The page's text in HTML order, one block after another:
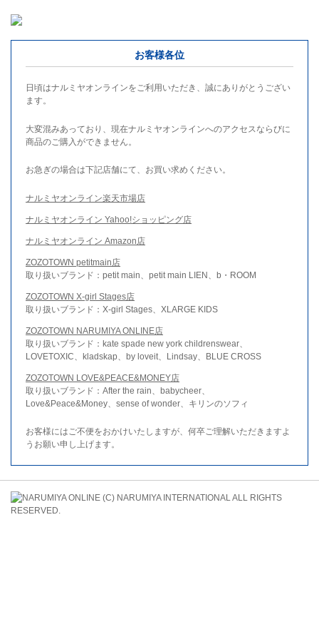
お客様各位
日頃はナルミヤオンラインをご利用いただき、誠にありがとうござい
ます。
大変混みあっており、現在ナルミヤオンラインへのアクセスならびに
商品のご購入ができません。
お急ぎの場合は下記店舗にて、お買い求めください。
ナルミヤオンライン楽天市場店
ナルミヤオンライン Yahoo!ショッピング店
ナルミヤオンライン Amazon店
ZOZOTOWN petitmain店
取り扱いブランド：petit main、petit main LIEN、b・ROOM
ZOZOTOWN X-girl Stages店
取り扱いブランド：X-girl Stages、XLARGE KIDS
ZOZOTOWN NARUMIYA ONLINE店
取り扱いブランド：kate spade new york childrenswear、
LOVETOXIC、kladskap、by loveit、Lindsay、BLUE CROSS
ZOZOTOWN LOVE&PEACE&MONEY店
取り扱いブランド：After the rain、babycheer、
Love&Peace&Money、sense of wonder、キリンのソフィ
お客様にはご不便をおかけいたしますが、何卒ご理解いただきますよ
うお願い申し上げます。